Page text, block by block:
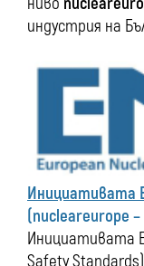
индустрия на
Инициативата
(nucleareurope
Инициативата
Safety